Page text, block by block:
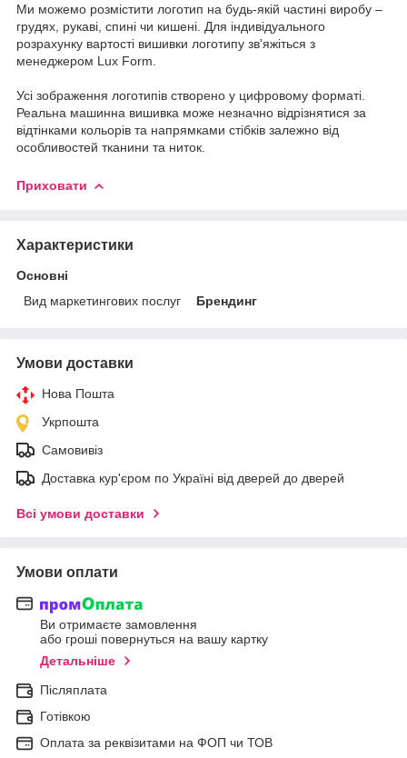
Ми можемо розмістити логотип на будь-якій частині виробу –
грудях, рукаві, спині чи кишені. Для індивідуального
розрахунку вартості вишивки логотипу зв'яжіться з
менеджером Lux Form.
Усі зображення логотипів створено у цифровому форматі.
Реальна машинна вишивка може незначно відрізнятися за
відтінками кольорів та напрямками стібків залежно від
особливостей тканини та ниток.
Приховати
Характеристики
Основні
Вид маркетингових послуг
Брендинг
Умови доставки
Нова Пошта
Укрпошта
Самовивіз
Доставка кур'єром по Україні від дверей до дверей
Всі умови доставки
Умови оплати
Ви отримаєте замовлення
або гроші повернуться на вашу картку
Детальніше
Післяплата
Готівкою
Оплата за реквізитами на ФОП чи ТОВ